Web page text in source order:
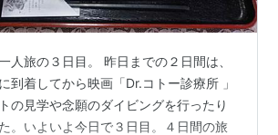
2,000×45
舗装
人旅の３日目。 昨日までの２日間は、
到着してから映画「Dr.コトー診療所 」
の見学や念願のダイビングを行ったり
。いよいよ今日で３日目。４日間の旅